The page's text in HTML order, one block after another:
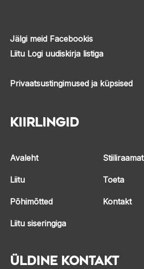
Jälgi meid Facebookis
Liitu Logi uudiskirja listiga
Privaatsustingimused ja küpsised
Kiirlingid
Avaleht
Liitu
Põhimõtted
Liitu siseringiga
Stiiliraamat
Toeta
Kontakt
Üldine kontakt